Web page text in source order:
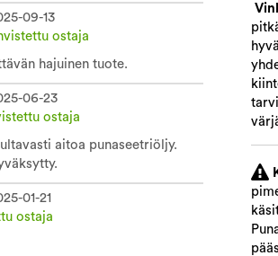
09-13
ostaja
hajuinen tuote.
06-23
ostaja
aitoa punaseetriöljy.
01-21
ostaja